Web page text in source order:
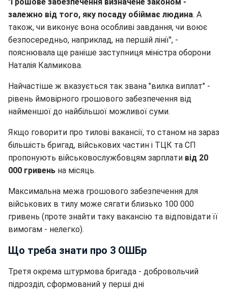
залежно від того, яку посаду обіймає людина. А
також, чи виконує вона особливі завдання, чи воює
безпосередньо, наприклад, на першій лінії", -
пояснювала ще раніше заступниця міністра оборони
Наталія Калмикова.
Найчастіше ж вказується так звана "вилка виплат" -
рівень ймовірного грошового забезпечення від
найменшої до найбільшої можливої суми.
Якщо говорити про тилові вакансії, то станом на зараз
більшість бригад, військових частин і ТЦК та СП
пропонують військовослужбовцям зарплати від 20
000 гривень на місяць.
Максимальна межа грошового забезпечення для
військових в тилу може сягати близько 100 000
гривень (проте знайти таку вакансію та відповідати її
вимогам - нелегко).
Що треба знати про 3 ОШБр
Третя окрема штурмова бригада - добровольчий
підрозділ, сформований у перші дні